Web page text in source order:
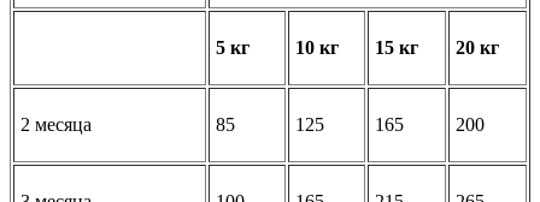
5 кг 10 кг 15 кг 20 кг
2 месяца 85 125 165 200